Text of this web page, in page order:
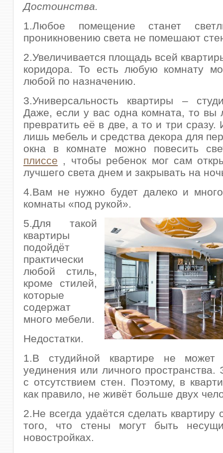
Достоинства.
1.Любое помещение станет
проникновению света не помешают
2.Увеличивается площадь всей
коридора. То есть любую комнату
любой по назначению.
3.Универсальность квартиры –
Даже, если у вас одна комната, то вы
превратить её в две, а то и три сразу.
лишь мебель и средства декора для
окна в комнате можно повесить
плиссе , чтобы ребенок мог сам
лучшего света днем и закрывать на
4.Вам не нужно будет далеко и
комнаты «под рукой».
5.Для такой
квартиры
подойдёт
практически
любой стиль,
кроме стилей,
которые
содержат
много мебели.
Недостатки.
1.В студийной квартире не может
уединения или личного пространства.
с отсутствием стен. Поэтому, в
как правило, не живёт больше двух
2.Не всегда удаётся сделать квартиру
того, что стены могут быть
новостройках.